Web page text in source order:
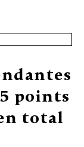
points
total